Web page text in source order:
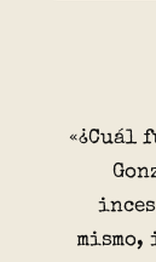
«¿Cuál